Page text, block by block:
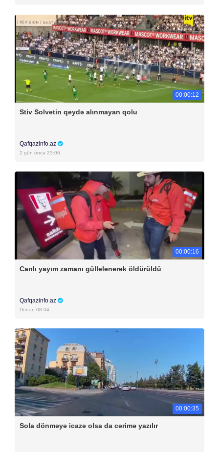
00:00:12
Stiv Solvetin qeydə alınmayan qolu
Qafqazinfo.az
2 gün öncə 23:06
00:00:16
Canlı yayım zamanı güllələnərək öldürüldü
Qafqazinfo.az
Dünən 08:04
00:00:35
Sola dönməyə icazə olsa da cərimə yazılır